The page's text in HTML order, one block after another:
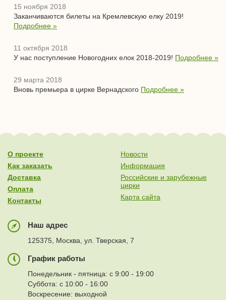
15 ноября 2018
Заканчиваются билеты на Кремлевскую елку 2019!
Подробнее »
11 октября 2018
У нас поступление Новогодних елок 2018-2019! Подробнее »
29 марта 2018
Вновь премьера в цирке Вернадского Подробнее »
О проекте
Как заказать
Доставка
Оплата
Контакты
Новости
Информация
Российские и зарубежные
цирки
Карта сайта
Наш адрес
125375, Москва, ул. Тверская, 7
График работы
Понедельник - пятница: с 9:00 - 19:00
Суббота: с 10:00 - 16:00
Воскресение: выходной